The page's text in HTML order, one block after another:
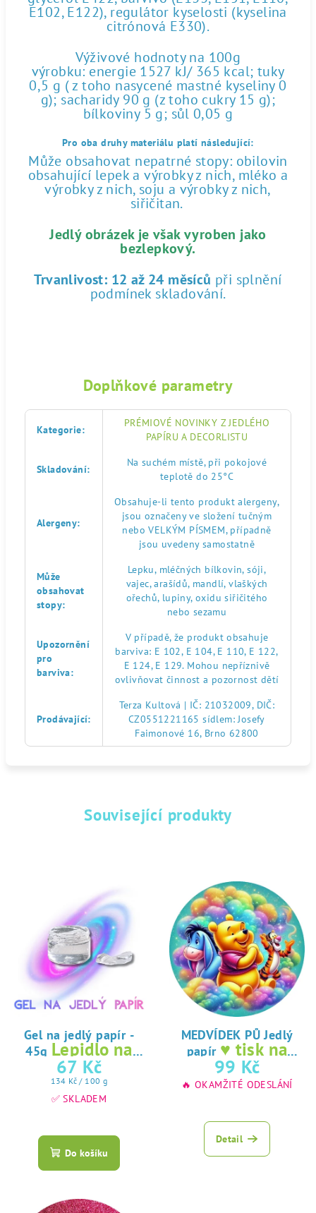
E102, E122), regulátor kyselosti (kyselina
citrónová E330).
Výživové hodnoty na 100g
výrobku: energie 1527 kJ/ 365 kcal; tuky
0,5 g ( z toho nasycené mastné kyseliny 0
g); sacharidy 90 g (z toho cukry 15 g);
bílkoviny 5 g; sůl 0,05 g
Pro oba druhy materiálu platí následující:
Může obsahovat nepatrné stopy: obilovin
obsahující lepek a výrobky z nich, mléko a
výrobky z nich, soju a výrobky z nich,
siřičitan.
Jedlý obrázek je však vyroben jako
bezlepkový.
Trvanlivost: 12 až 24 měsíců při splnění
podmínek skladování.
Doplňkové parametry
Kategorie:
PRÉMIOVÉ NOVINKY Z JEDLÉHO
PAPÍRU A DECORLISTU
Skladování:
Na suchém místě, při pokojové
teplotě do 25°C
Alergeny:
Obsahuje-li tento produkt alergeny,
jsou označeny ve složení tučným
nebo VELKÝM PÍSMEM, případně
jsou uvedeny samostatně
Může
obsahovat
stopy:
Lepku, mléčných bílkovin, sóji,
vajec, arašídů, mandlí, vlaškých
ořechů, lupiny, oxidu siřičitého
nebo sezamu
Upozornění
pro
barviva:
V případě, že produkt obsahuje
barviva: E 102, E 104, E 110, E 122,
E 124, E 129. Mohou nepříznivě
ovlivňovat činnost a pozornost dětí
Prodávající:
Terza Kultová | IČ: 21032009, DIČ:
CZ0551221165 sídlem: Josefy
Faimonové 16, Brno 62800
Související produkty
Gel na jedlý papír -
45g Lepidlo na
jedlý papír
67 Kč
Měrná
cena:
134 Kč / 100 g
✅ SKLADEM
hodnocení
produktu
5
Do košíku
MEDVÍDEK PŮ Jedlý
papír ♥ tisk na
jedlý papír
99 Kč
🔥 OKAMŽITÉ ODESLÁNÍ
Detail